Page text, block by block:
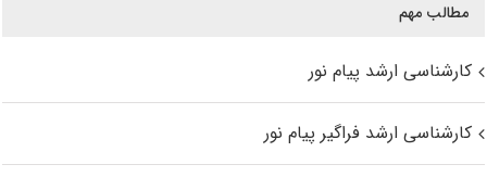
مطالب مهم
کارشناسی ارشد پیام نور
کارشناسی ارشد فراگیر پیام نور